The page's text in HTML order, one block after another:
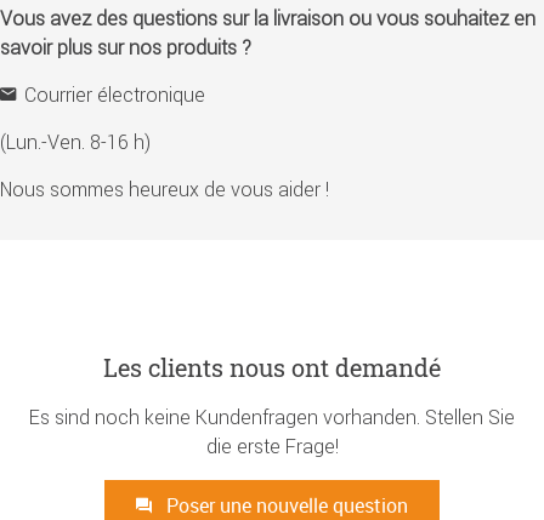
Vous avez des questions sur la livraison ou vous souhaitez en
savoir plus sur nos produits ?
Courrier électronique
(Lun.-Ven. 8-16 h)
Nous sommes heureux de vous aider !
Les clients nous ont demandé
Es sind noch keine Kundenfragen vorhanden. Stellen Sie
die erste Frage!
Poser une nouvelle question